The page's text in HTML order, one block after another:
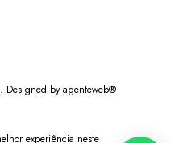
Designed by agenteweb®
experiência neste